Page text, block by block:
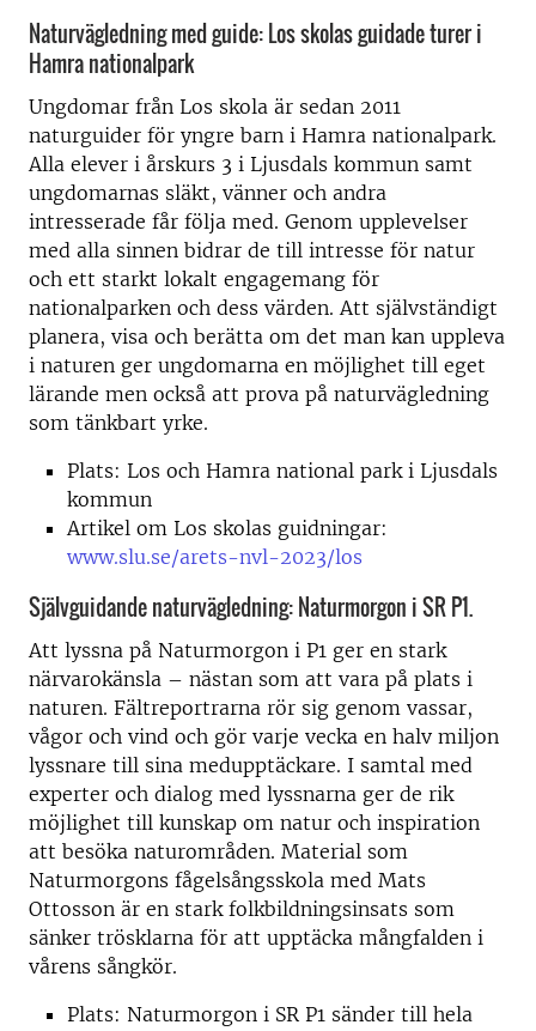
Naturvägledning med guide: Los skolas guidade turer i
Hamra nationalpark
Ungdomar från Los skola är sedan 2011
naturguider för yngre barn i Hamra nationalpark.
Alla elever i årskurs 3 i Ljusdals kommun samt
ungdomarnas släkt, vänner och andra
intresserade får följa med. Genom upplevelser
med alla sinnen bidrar de till intresse för natur
och ett starkt lokalt engagemang för
nationalparken och dess värden. Att självständigt
planera, visa och berätta om det man kan uppleva
i naturen ger ungdomarna en möjlighet till eget
lärande men också att prova på naturvägledning
som tänkbart yrke.
Plats: Los och Hamra national park i Ljusdals
kommun
Artikel om Los skolas guidningar:
www.slu.se/arets-nvl-2023/los
Självguidande naturvägledning: Naturmorgon i SR P1.
Att lyssna på Naturmorgon i P1 ger en stark
närvarokänsla – nästan som att vara på plats i
naturen. Fältreportrarna rör sig genom vassar,
vågor och vind och gör varje vecka en halv miljon
lyssnare till sina medupptäckare. I samtal med
experter och dialog med lyssnarna ger de rik
möjlighet till kunskap om natur och inspiration
att besöka naturområden. Material som
Naturmorgons fågelsångsskola med Mats
Ottosson är en stark folkbildningsinsats som
sänker trösklarna för att upptäcka mångfalden i
vårens sångkör.
Plats: Naturmorgon i SR P1 sänder till hela